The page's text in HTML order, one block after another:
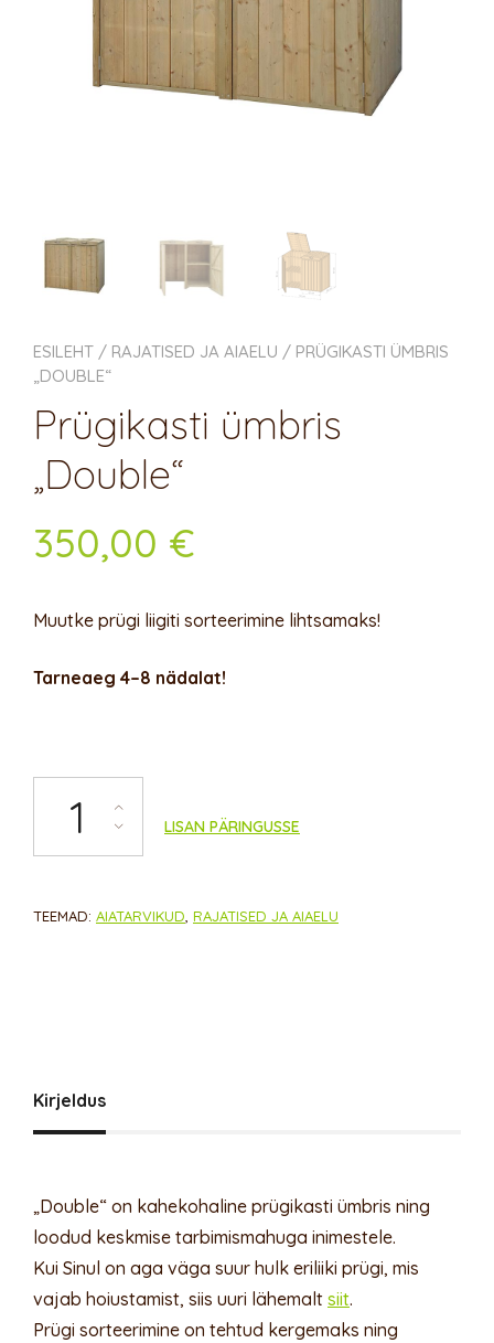
ESILEHT / RAJATISED JA AIAELU / PRÜGIKASTI ÜMBRIS
„DOUBLE“
Prügikasti ümbris
„Double“
350,00 €
Muutke prügi liigiti sorteerimine lihtsamaks!
Tarneaeg 4–8 nädalat!
LISAN PÄRINGUSSE
TEEMAD: AIATARVIKUD RAJATISED JA AIAELU
Kirjeldus
„Double“ on kahekohaline prügikasti ümbris ning
loodud keskmise tarbimismahuga inimestele.
Kui Sinul on aga väga suur hulk eriliiki prügi, mis
vajab hoiustamist, siis uuri lähemalt siit.
Prügi sorteerimine on tehtud kergemaks ning